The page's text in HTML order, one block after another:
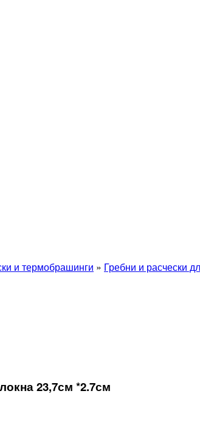
и термобрашинги » Гребни и расчески
23,7см *2.7см